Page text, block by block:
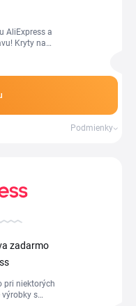
AliExpress a
Kryty na
Podmienky
zadarmo
pri niektorých
s